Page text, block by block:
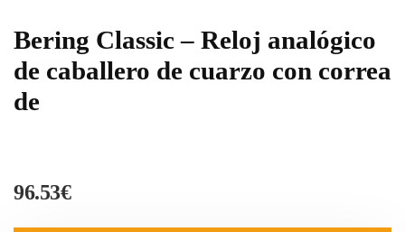
Bering Classic – Reloj analógico
de caballero de cuarzo con correa
de
96.53€